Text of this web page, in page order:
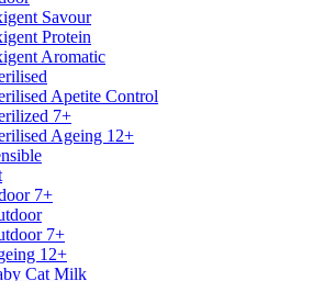
Savour
Protein
Aromatic
Apetite Control
7+
Ageing 12+
7+
7+
12+
Cat Milk